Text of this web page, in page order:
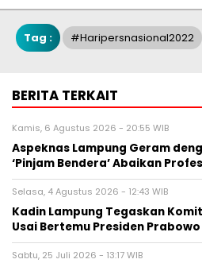
Tag : #haripersnasional2022
BERITA TERKAIT
Kamis, 6 Agustus 2026 - 20:55 WIB
Aspeknas Lampung Geram
‘Pinjam Bendera’ Abaikan
Selasa, 4 Agustus 2026 - 12:43 WIB
Kadin Lampung Tegaskan
Usai Bertemu Presiden Prabowo
Sabtu, 25 Juli 2026 - 13:17 WIB